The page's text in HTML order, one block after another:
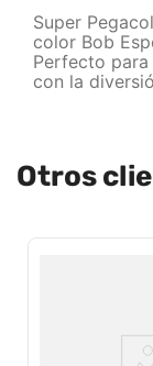
Super
color Bob
Perfecto
con la
Otros